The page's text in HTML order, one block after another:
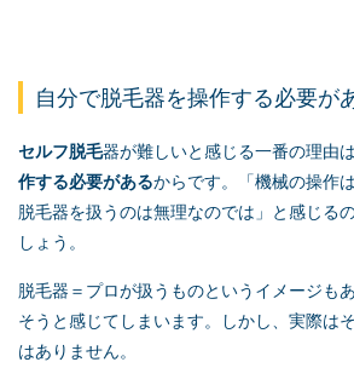
自分で脱毛器を操作する必要が
セルフ脱毛器が難しいと感じる一番の理由は
作する必要があるからです。「機械の操作
脱毛器を扱うのは無理なのでは」と感じる
しょう。
脱毛器＝プロが扱うものというイメージも
そうと感じてしまいます。しかし、実際は
はありません。